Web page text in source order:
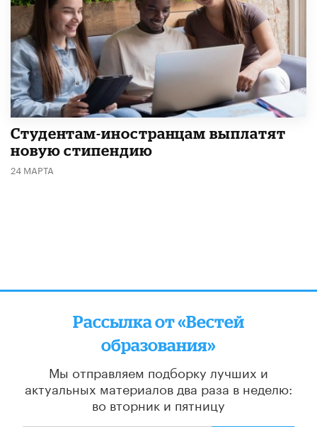
Студентам-иностранцам выплатят
новую стипендию
24 МАРТА
Рассылка от «Вестей
образования»
Мы отправляем подборку лучших и
актуальных материалов два раза в неделю:
во вторник и пятницу